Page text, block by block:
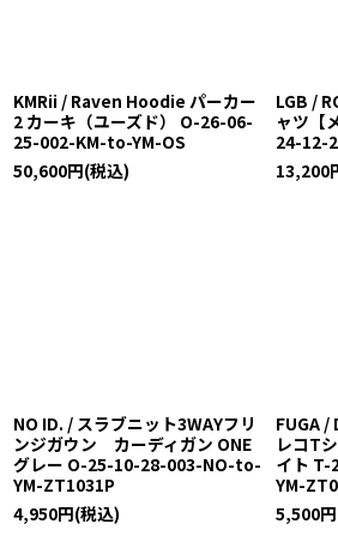
KMRii / Raven Hoodie パーカー
2 カーキ（ユーズド） O-26-06-
25-002-KM-to-YM-OS
50,600円(税込)
LGB /
ャツ【
24-12-
13,200
NO ID. / スラブニット3WAYフリ
ンジガウン カーディガン ONE
グレー O-25-10-28-003-NO-to-
YM-ZT1031P
4,950円(税込)
FUGA
レコT
イト
YM-
5,500円